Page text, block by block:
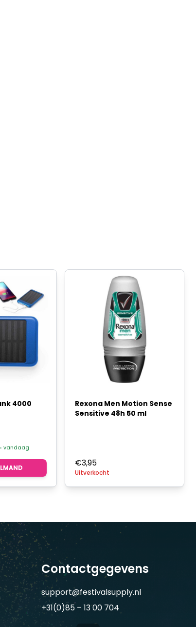
4000
vandaag
Rexona Men Motion Sense
Sensitive 48h 50 ml
€3,95
Uitverkocht
Contactgegevens
support@festivalsupply.nl
+31(0)85 – 13 00 704